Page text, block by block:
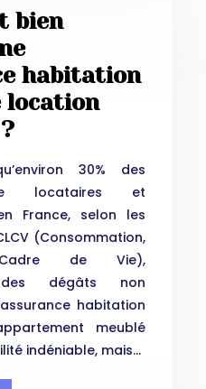
bien
habitation
location
30% des
locataires et
France, selon les
(Consommation,
Cadre de Vie),
des dégâts non
habitation
meublé
indéniable, mais…